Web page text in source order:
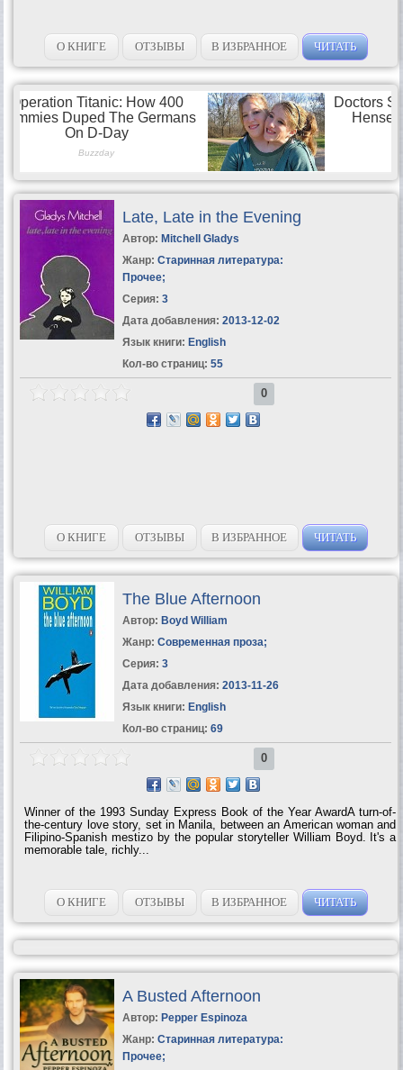
О КНИГЕ ОТЗЫВЫ В ИЗБРАННОЕ ЧИТАТЬ
Late, Late in the Evening
Автор: Mitchell Gladys
Жанр: Старинная литература:
Прочее;
Серия: 3
Дата добавления: 2013-12-02
Язык книги: English
Кол-во страниц: 55
0
О КНИГЕ ОТЗЫВЫ В ИЗБРАННОЕ ЧИТАТЬ
The Blue Afternoon
Автор: Boyd William
Жанр: Современная проза;
Серия: 3
Дата добавления: 2013-11-26
Язык книги: English
Кол-во страниц: 69
0
Winner of the 1993 Sunday Express Book of the Year AwardA turn-of-
the-century love story, set in Manila, between an American woman and
Filipino-Spanish mestizo by the popular storyteller William Boyd. It's a
memorable tale, richly...
О КНИГЕ ОТЗЫВЫ В ИЗБРАННОЕ ЧИТАТЬ
A Busted Afternoon
Автор: Pepper Espinoza
Жанр: Старинная литература:
Прочее;